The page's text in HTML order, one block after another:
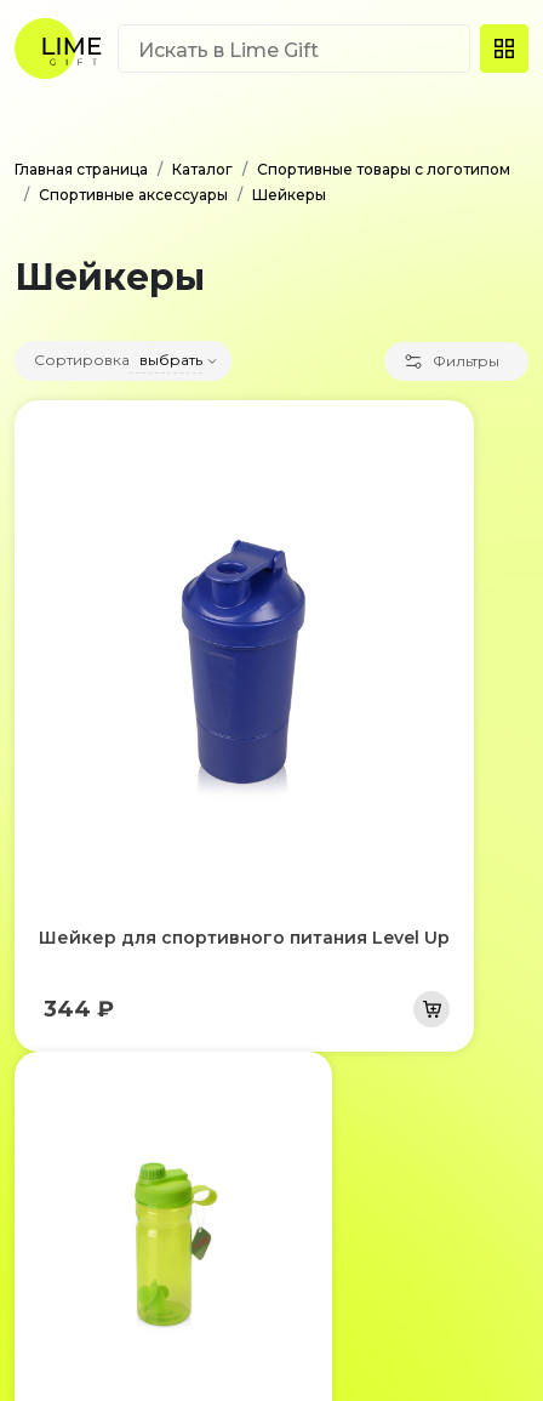
Главная страница Каталог
Спортивные товары с логотипом
Спортивные аксессуары
Шейкеры
Шейкеры
Сортировка выбрать Фильтры
Шейкер для спортивного питания Level Up
344 ₽